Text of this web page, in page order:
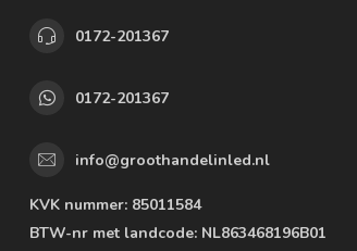
0172-201367
0172-201367
info@groothandelinled.nl
KVK nummer: 85011584
BTW-nr met landcode: NL863468196B01